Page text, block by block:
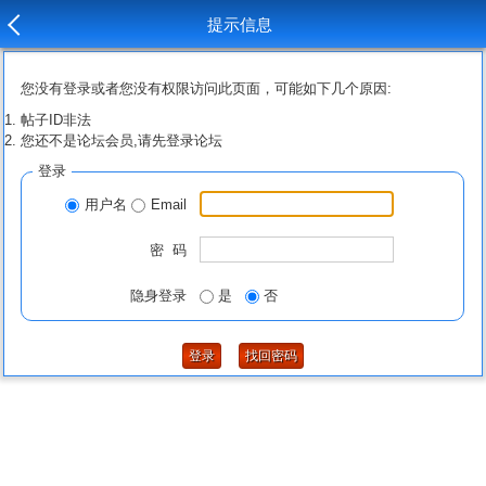
提示信息
您没有登录或者您没有权限访问此页面，可能如下几个原因:
帖子ID非法
您还不是论坛会员,请先登录论坛
登录
用户名 Email
密 码
隐身登录 是 否